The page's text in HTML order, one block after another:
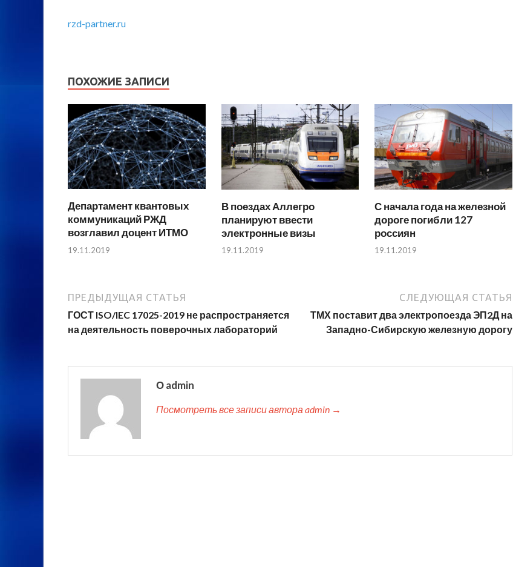
rzd-partner.ru
ПОХОЖИЕ ЗАПИСИ
Департамент квантовых
коммуникаций РЖД
возглавил доцент ИТМО
19.11.2019
В поездах Аллегро
планируют ввести
электронные визы
19.11.2019
С начала года на железной
дороге погибли 127
россиян
19.11.2019
ПРЕДЫДУЩАЯ СТАТЬЯ
ГОСТ ISO/IEC 17025-2019 не распространяется
на деятельность поверочных лабораторий
СЛЕДУЮЩАЯ СТАТЬЯ
ТМХ поставит два электропоезда ЭП2Д на
Западно-Сибирскую железную дорогу
О admin
Посмотреть все записи автора admin →